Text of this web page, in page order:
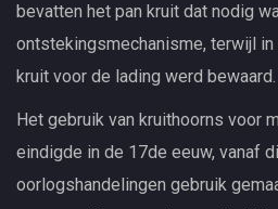
bevatten het pan kruit dat nodig
ontstekingsmechanisme, terwijl
kruit voor de lading werd bewaard.
Het gebruik van kruithoorns voor
eindigde in de 17de eeuw, vanaf
oorlogshandelingen gebruik